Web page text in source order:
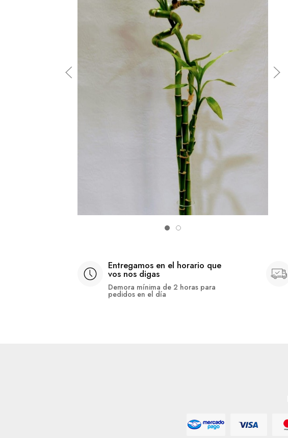
Entregamos en el horario que
vos nos digas
Demora mínima de 2 horas para
pedidos en el día
Mercado Pago